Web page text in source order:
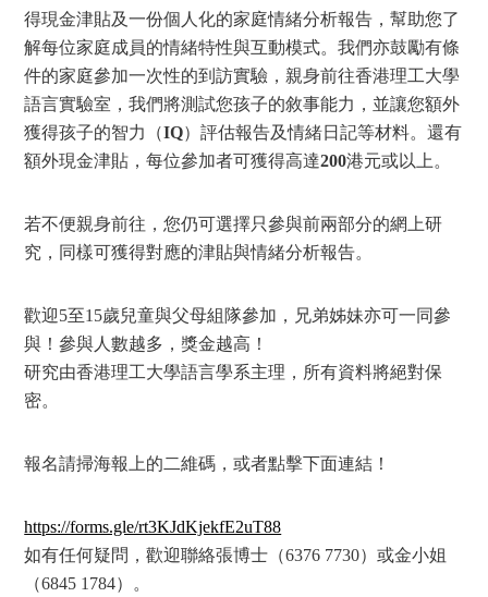
得現金津貼及一份個人化的家庭情緒分析報告，幫助您了
解每位家庭成員的情緒特性與互動模式。我們亦鼓勵有條
件的家庭參加一次性的到訪實驗，親身前往香港理工大學
語言實驗室，我們將測試您孩子的敘事能力，並讓您額外
獲得孩子的智力（IQ）評估報告及情緒日記等材料。還有
額外現金津貼，每位參加者可獲得高達200港元或以上。
若不便親身前往，您仍可選擇只參與前兩部分的網上研
究，同樣可獲得對應的津貼與情緒分析報告。
歡迎5至15歲兒童與父母組隊參加，兄弟姊妹亦可一同參
與！參與人數越多，獎金越高！
研究由香港理工大學語言學系主理，所有資料將絕對保
密。
報名請掃海報上的二維碼，或者點擊下面連結！
https://forms.gle/rt3KJdKjekfE2uT88
如有任何疑問，歡迎聯絡張博士（6376 7730）或金小姐
（6845 1784）。